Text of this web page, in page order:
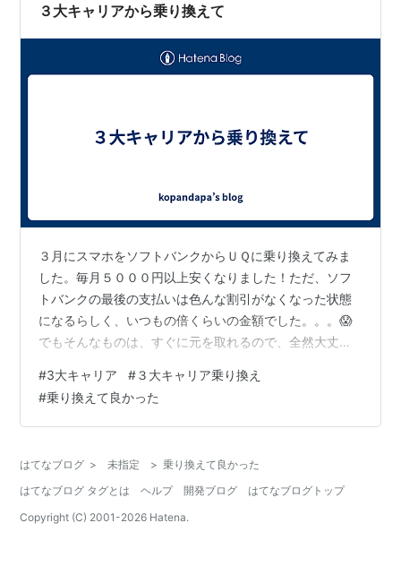
じったMacは７月後半に到着予定なのでそれまではこの
３大キャリアから乗り換えて
３月にスマホをソフトバンクからＵＱに乗り換えてみま
した。毎月５０００円以上安くなりました！ただ、ソフ
トバンクの最後の支払いは色んな割引がなくなった状態
になるらしく、いつもの倍くらいの金額でした。。。😱
でもそんなものは、すぐに元を取れるので、全然大丈
た。ＵＱはネットでも店頭でも契約ができるから、「ネ
ットは不安💧」と思ってる方も安心だと思います。
#3大キャリア #３大キャリア乗り換え
#乗り換えて良かった
はてなブログ > 未指定 > 乗り換えて良かった
はてなブログ タグとは
ヘルプ 開発ブログ
はてなブログトップ
Copyright (C) 2001-2026 Hatena.